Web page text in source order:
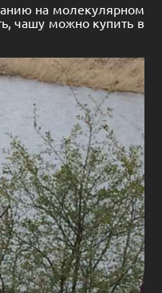
на молекулярном
чашу можно купить в